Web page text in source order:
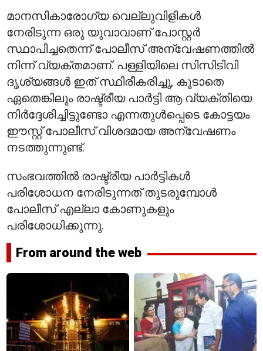
മാനസികാരോഗ്യ വെല്ലുവിളികൾ
നേരിടുന്ന ഒരു യുവാവാണ് പോസ്റ്റർ
സ്ഥാപിച്ചതെന്ന് പോലീസ് അന്വേഷണത്തിൽ
നിന്ന് വ്യക്തമാണ്. പള്ളിയിലെ സിസിടിവി
ദൃശ്യങ്ങൾ ഇത് സ്ഥിരീകരിച്ചു, കൂടാതെ
ഏതെങ്കിലും രാഷ്ട്രീയ പാർട്ടി ആ വ്യക്തിയെ
നിർദ്ദേശിച്ചിട്ടുണ്ടോ എന്നതുൾപ്പെടെ കോട്ടയം
ഈസ്റ്റ് പോലീസ് വിശദമായ അന്വേഷണം
നടത്തുന്നുണ്ട്.
സംഭവത്തിൽ രാഷ്ട്രീയ പാർട്ടികൾ
പരിശോധന നേരിടുന്നത് തുടരുമ്പോൾ
പോലീസ് എല്ലാ കോണുകളും
പരിശോധിക്കുന്നു.
From around the web